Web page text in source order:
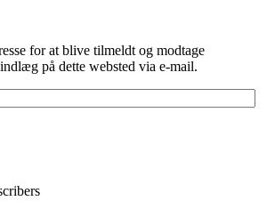
for at blive tilmeldt og modtage
på dette websted via e-mail.